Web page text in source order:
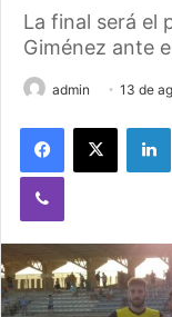
La final será el
Giménez ante
admin 13 de